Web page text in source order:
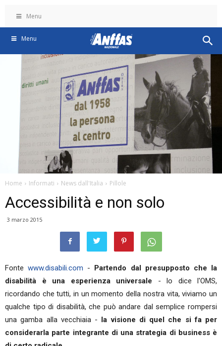
Menu
Menu
Home Informati News dall'Italia Pillole
Accessibilità e non solo
3 marzo 2015
Fontewww.disabili.com - Partendo dal presupposto che la
disabilità è una esperienza universale - lo dice l'OMS,
ricordando che tutti, in un momento della nostra vita, viviamo un
qualche tipo di disabilità, che può andare dal semplice rompersi
una gamba alla vecchiaia - la visione di quel che si fa per
considerarla parte integrante di una strategia di business è